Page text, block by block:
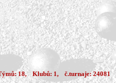
18, Klubů: 1, č.turnaje: 24081